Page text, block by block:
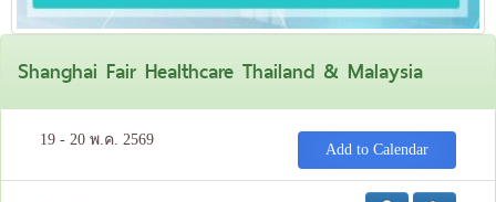
Shanghai Fair Healthcare Thailand & Malaysia
19 - 20 พ.ค. 2569
Add to Calendar